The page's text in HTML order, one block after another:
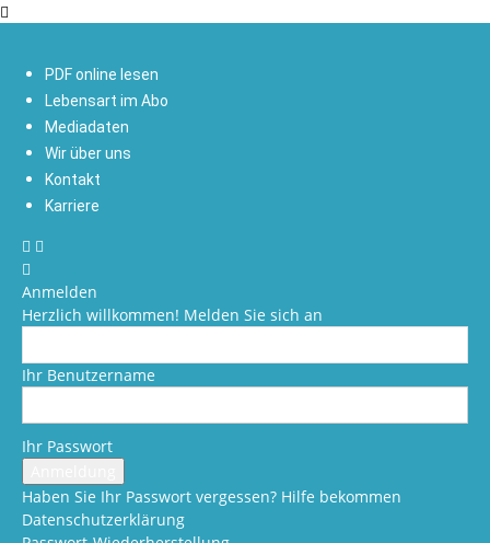
PDF online lesen
Lebensart im Abo
Mediadaten
Wir über uns
Kontakt
Karriere
Anmelden
Herzlich willkommen! Melden Sie sich an
Ihr Benutzername
Ihr Passwort
Haben Sie Ihr Passwort vergessen? Hilfe bekommen
Datenschutzerklärung